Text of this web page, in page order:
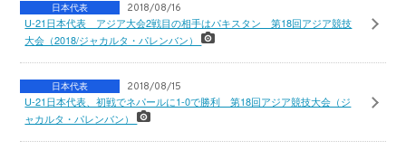
日本代表 2018/08/16
U-21日本代表 アジア大会2戦目の相手はパキスタン 第18回アジア競技
大会（2018/ジャカルタ・パレンバン）
日本代表 2018/08/15
U-21日本代表、初戦でネパールに1-0で勝利 第18回アジア競技大会（ジ
ャカルタ・パレンバン）